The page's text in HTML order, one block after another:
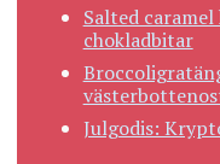
Salted
chokladbitar
Julgodis: